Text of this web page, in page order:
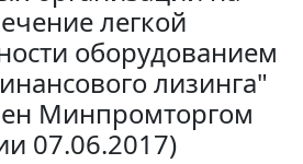
легкой
оборудованием
лизинга"
Минпромторгом
07.06.2017)